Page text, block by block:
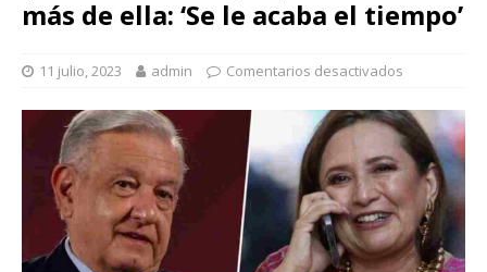
más de ella: ‘Se le acaba el tiempo’
11 julio, 2023 admin Comentarios desactivados